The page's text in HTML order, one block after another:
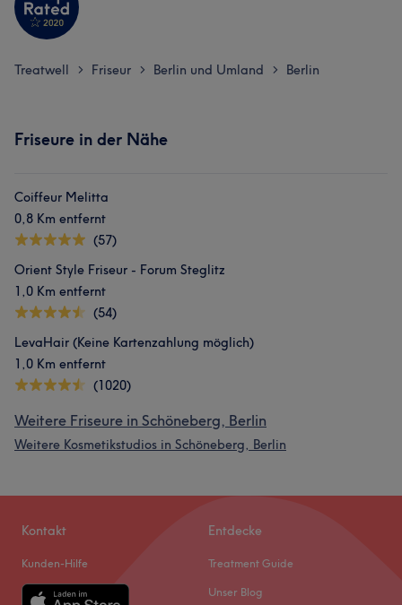
Treatwell > Friseur > Berlin und Umland > Berlin
Friseure in der Nähe
Coiffeur Melitta
0,8 Km entfernt
(57)
Orient Style Friseur - Forum Steglitz
1,0 Km entfernt
(54)
LevaHair (Keine Kartenzahlung möglich)
1,0 Km entfernt
(1020)
Weitere Friseure in Schöneberg, Berlin
Weitere Kosmetikstudios in Schöneberg, Berlin
Kontakt
Kunden-Hilfe
Entdecke
Treatment Guide
Unser Blog